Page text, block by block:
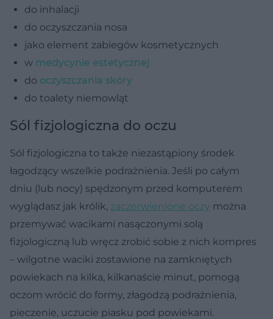
do inhalacji
do oczyszczania nosa
jako element zabiegów kosmetycznych
w medycynie estetycznej
do oczyszczania skóry
do toalety niemowląt
Sól fizjologiczna do oczu
Sól fizjologiczna to także niezastąpiony środek
łagodzący wszelkie podrażnienia. Jeśli po całym
dniu (lub nocy) spędzonym przed komputerem
wyglądasz jak królik, zaczerwienione oczy można
przemywać wacikami nasączonymi solą
fizjologiczną lub wręcz zrobić sobie z nich kompres
– wilgotne waciki zostawione na zamkniętych
powiekach na kilka, kilkanaście minut, pomogą
oczom wrócić do formy, złagodzą podrażnienia,
pieczenie, uczucie piasku pod powiekami.